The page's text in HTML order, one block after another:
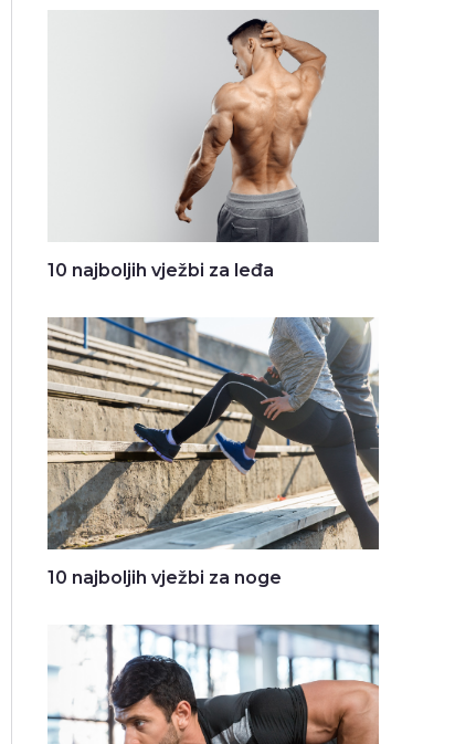
10 najboljih vježbi za leđa
10 najboljih vježbi za noge